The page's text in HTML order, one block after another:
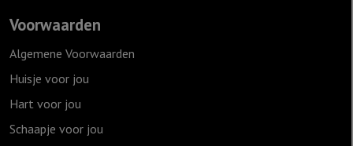
Voorwaarden
Algemene Voorwaarden
Huisje voor jou
Hart voor jou
Schaapje voor jou